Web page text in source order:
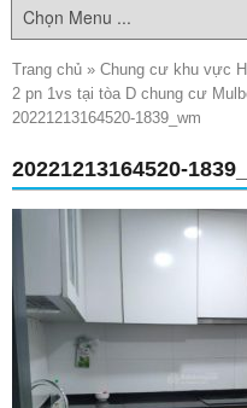
Trang chủ » Chung cư khu vực
2 pn 1vs tại tòa D chung cư
20221213164520-1839_wm
20221213164520-